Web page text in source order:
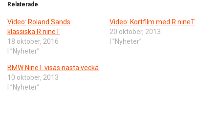
Relaterade
Video: Roland Sands
klassiska R nineT
18 oktober, 2016
I ”Nyheter”
Video: Kortfilm med R nineT
20 oktober, 2013
I ”Nyheter”
BMW NineT visas nästa vecka
10 oktober, 2013
I ”Nyheter”